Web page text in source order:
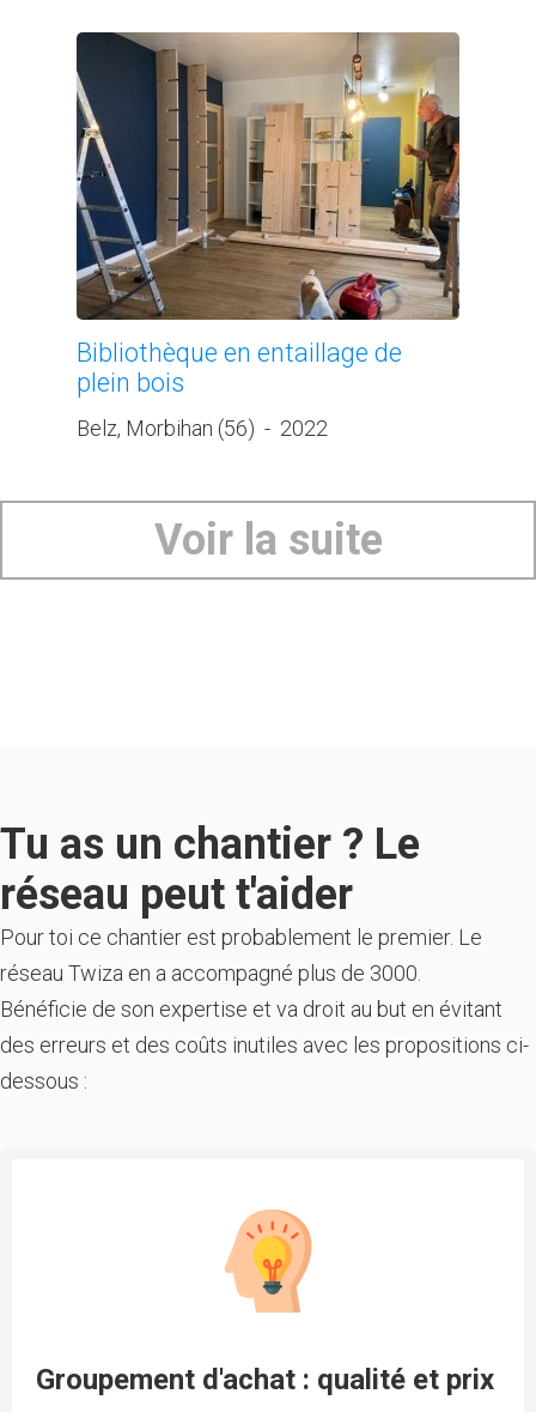
Bibliothèque en entaillage de
plein bois
Belz, Morbihan (56) - 2022
Voir la suite
Tu as un chantier ? Le
réseau peut t'aider
Pour toi ce chantier est probablement le premier. Le
réseau Twiza en a accompagné plus de 3000.
Bénéficie de son expertise et va droit au but en évitant
des erreurs et des coûts inutiles avec les propositions ci-
dessous :
Groupement d'achat : qualité et prix